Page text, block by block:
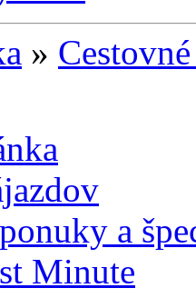
»
a
Minute